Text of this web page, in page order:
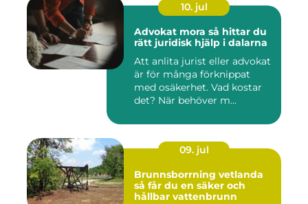
10. jul
Advokat mora så hittar du
rätt juridisk hjälp i dalarna
Att anlita jurist eller advokat
är för många förknippat
med osäkerhet. Vad kostar
det? När behöver m...
09. jul
Brunnsborrning vetlanda
så får du en säker och
hållbar vattenbrunn